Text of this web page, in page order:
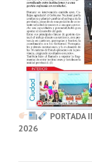
PORTADA
2026